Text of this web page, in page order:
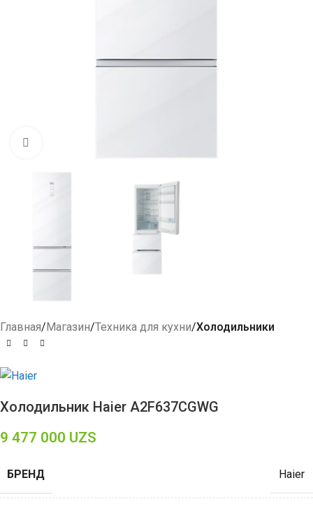
Главная Магазин Техника для кухни Холодильники
Холодильник Haier A2F637CGWG
9 477 000 UZS
БРЕНД Haier